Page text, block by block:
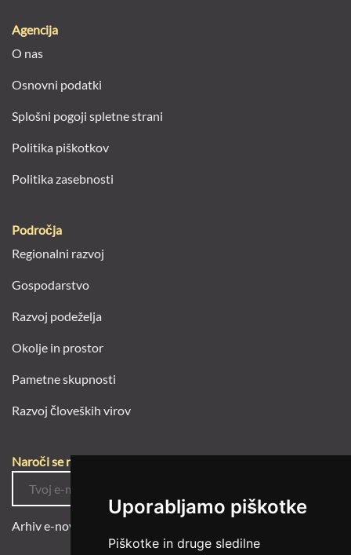
Uporabljamo piškotke
Piškotke in druge sledilne
Agencija
O nas
Osnovni podatki
Splošni pogoji spletne strani
Politika piškotkov
Politika zasebnosti
Področja
Regionalni razvoj
Gospodarstvo
Razvoj podeželja
Okolje in prostor
Pametne skupnosti
Razvoj človeških virov
Naroči se na e-novice
Arhiv e-novic